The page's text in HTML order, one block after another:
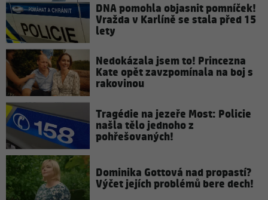
DNA pomohla objasnit pomníček!
Vražda v Karlíně se stala před 15
lety
Nedokázala jsem to! Princezna
Kate opět zavzpomínala na boj s
rakovinou
Tragédie na jezeře Most: Policie
našla tělo jednoho z
pohřešovaných!
Dominika Gottová nad propastí?
Výčet jejích problémů bere dech!